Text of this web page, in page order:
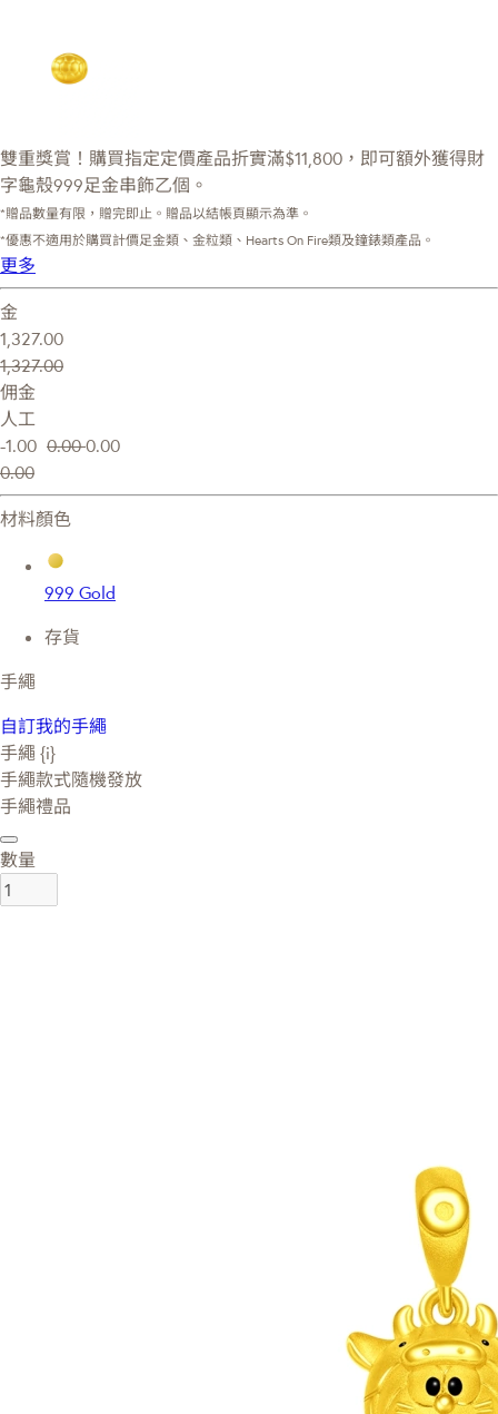
雙重獎賞！購買指定定價產品折實滿$11,800，即可額外獲得財
字龜殼999足金串飾乙個。
*贈品數量有限，贈完即止。贈品以結帳頁顯示為準。
*優惠不適用於購買計價足金類、金粒類、Hearts On Fire類及鐘錶類產品。
更多
金
1,327.00
1,327.00
佣金
人工
-1.00 0.000.00
0.00
材料顏色
999 Gold
存貨
手繩
自訂我的手繩
手繩 {i}
手繩款式隨機發放
手繩禮品
數量